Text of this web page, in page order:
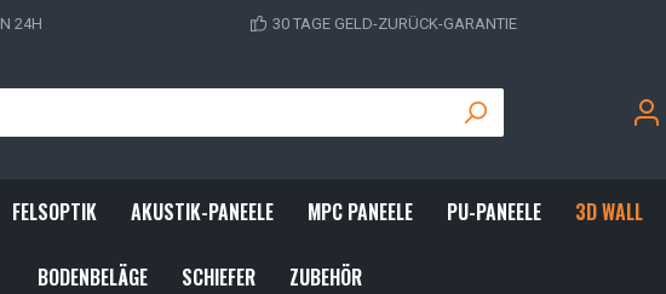
24H 30 TAGE GELD-ZURÜCK-GARANTIE
FELSOPTIK AKUSTIK-PANEELE MPC PANEELE PU-PANEELE 3D WALL
BODENBELÄGE SCHIEFER ZUBEHÖR